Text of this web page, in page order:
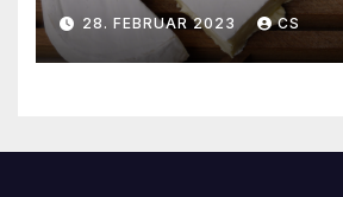
28. FEBRUAR 2023 CS